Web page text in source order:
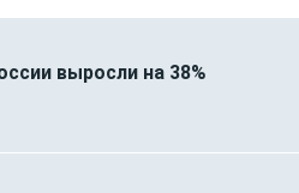
выросли на 38%